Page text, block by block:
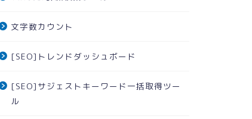
文字数カウント
[SEO]トレンドダッシュボード
[SEO]サジェストキーワード一括取得ツー
ル